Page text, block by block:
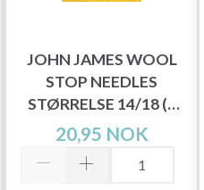
JOHN JAMES WOOL
STOP NEEDLES
STØRRELSE 14/18 (6
NÅLER)
20,95 NOK